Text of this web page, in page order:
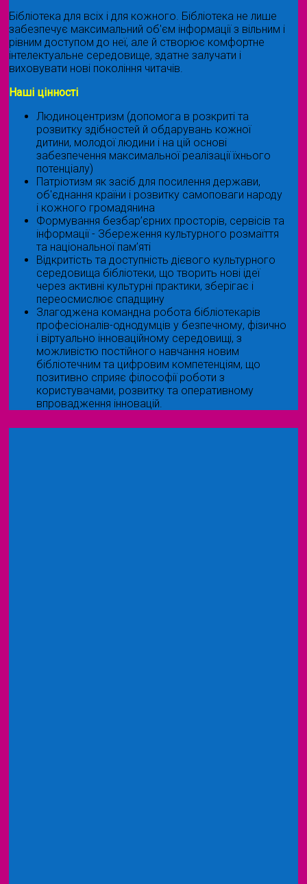
Бібліотека для всіх і для кожного. Бібліотека не лише
забезпечує максимальний об'єм інформації з вільним і
рівним доступом до неї, але й створює комфортне
інтелектуальне середовище, здатне залучати і
виховувати нові покоління читачів.
Наші цінності
Людиноцентризм (допомога в розкриті та
розвитку здібностей й обдарувань кожної
дитини, молодої людини і на цій основі
забезпечення максимальної реалізації їхнього
потенціалу)
Патріотизм як засіб для посилення держави,
об'єднання країни і розвитку самоповаги народу
і кожного громадянина
Формування безбар’єрних просторів, сервісів та
інформації - Збереження культурного розмаїття
та національної пам’яті
Відкритість та доступність дієвого культурного
середовища бібліотеки, що творить нові ідеї
через активні культурні практики, зберігає і
переосмислює спадщину
Злагоджена командна робота бібліотекарів
професіоналів-однодумців у безпечному, фізично
і віртуально інноваційному середовищі, з
можливістю постійного навчання новим
бібліотечним та цифровим компетенціям, що
позитивно сприяє філософії роботи з
користувачами, розвитку та оперативному
впровадження інновацій.